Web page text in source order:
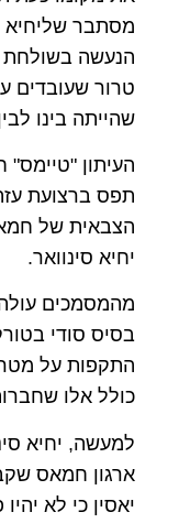
מסתבר שליחיא
הנעשה בשולחת
טרור שעובדים
שהייתה בינו
תפס ברצועת
הצבאית של
יחיא סינוואר.
מהמסמכים עולה
בסיס סודי
התקפות על
כולל אלו
למעשה, יחיא
ארגון חמאס
יאסין כי לא